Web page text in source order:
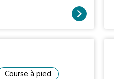
Course à pied